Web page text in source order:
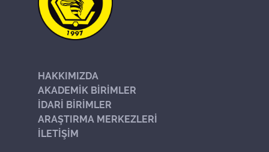
HAKKIMIZDA
AKADEMİK BİRİMLER
İDARİ BİRİMLER
ARAŞTIRMA MERKEZLERİ
İLETİŞİM